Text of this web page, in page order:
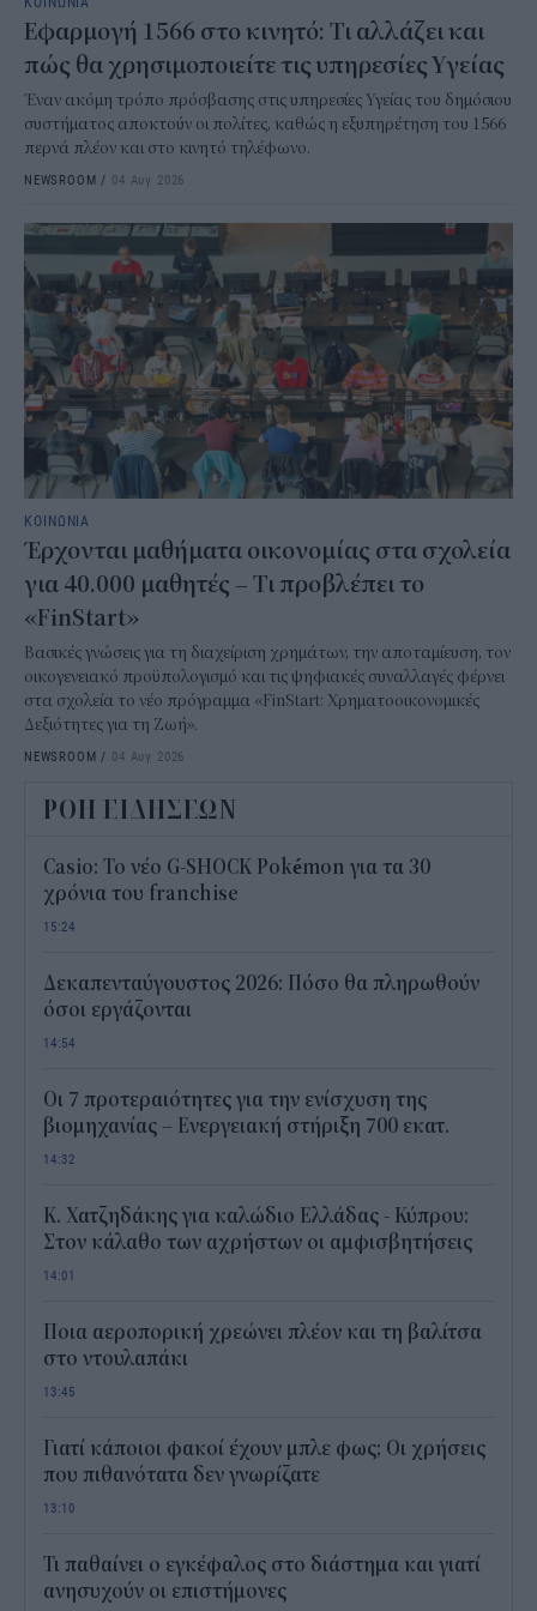
Εφαρμογή 1566 στο κινητό: Τι αλλάζει και
πώς θα χρησιμοποιείτε τις υπηρεσίες Υγείας
Έναν ακόμη τρόπο πρόσβασης στις υπηρεσίες Υγείας του δημόσιου
συστήματος αποκτούν οι πολίτες, καθώς η εξυπηρέτηση του 1566
περνά πλέον και στο κινητό τηλέφωνο.
NEWSROOM / 04 Αυγ 2026
ΚΟΙΝΩΝΙΑ
Έρχονται μαθήματα οικονομίας στα σχολεία
για 40.000 μαθητές – Τι προβλέπει το
«FinStart»
Βασικές γνώσεις για τη διαχείριση χρημάτων, την αποταμίευση, τον
οικογενειακό προϋπολογισμό και τις ψηφιακές συναλλαγές φέρνει
στα σχολεία το νέο πρόγραμμα «FinStart: Χρηματοοικονομικές
Δεξιότητες για τη Ζωή».
NEWSROOM / 04 Αυγ 2026
ΡΟΗ ΕΙΔΗΣΕΩΝ
Casio: Το νέο G-SHOCK Pokémon για τα 30
χρόνια του franchise
15:24
Δεκαπενταύγουστος 2026: Πόσο θα πληρωθούν
όσοι εργάζονται
14:54
Οι 7 προτεραιότητες για την ενίσχυση της
βιομηχανίας – Ενεργειακή στήριξη 700 εκατ.
14:32
Κ. Χατζηδάκης για καλώδιο Ελλάδας - Κύπρου:
Στον κάλαθο των αχρήστων οι αμφισβητήσεις
14:01
Ποια αεροπορική χρεώνει πλέον και τη βαλίτσα
στο ντουλαπάκι
13:45
Γιατί κάποιοι φακοί έχουν μπλε φως; Οι χρήσεις
που πιθανότατα δεν γνωρίζατε
13:10
Τι παθαίνει ο εγκέφαλος στο διάστημα και γιατί
ανησυχούν οι επιστήμονες